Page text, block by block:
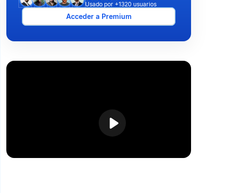
Usado por +1320 usuarios
Acceder a Premium